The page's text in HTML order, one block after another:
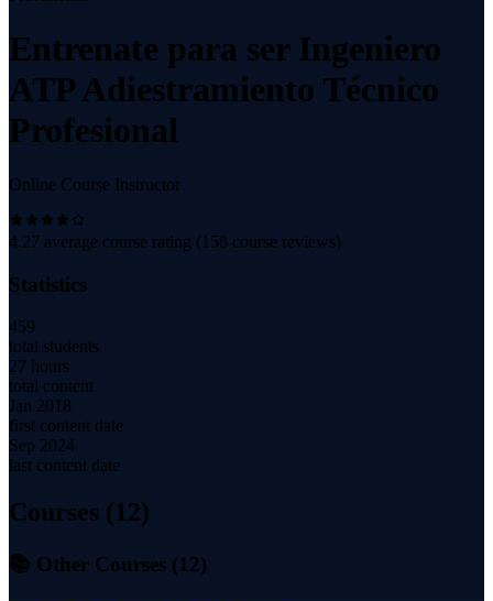
Entrenate para ser Ingeniero
ATP Adiestramiento Técnico
Profesional
Online Course Instructor
4.27 average course rating ( 158 course reviews)
Statistics
459
total students
27 hours
total content
Jan 2018
first content date
Sep 2024
last content date
Courses (12)
📚 Other Courses (12)